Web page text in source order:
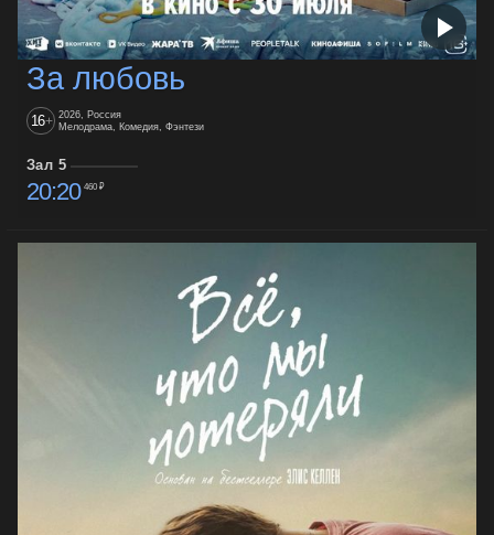
За любовь
16+ 2026, Россия
Мелодрама, Комедия, Фэнтези
Зал 5
20:20 460 ₽